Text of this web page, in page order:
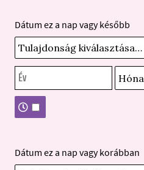
Dátum ez a nap vagy később
Dátum ez a nap vagy korábban